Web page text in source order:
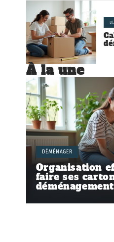
À la une
DÉMÉNAGER
Organisation
faire ses
déménagement